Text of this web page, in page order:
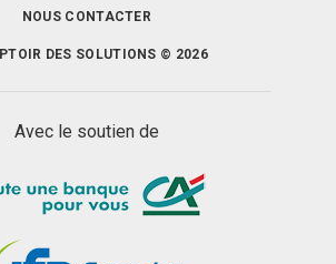
NOUS CONTACTER
DES SOLUTIONS © 2026
Avec le soutien de